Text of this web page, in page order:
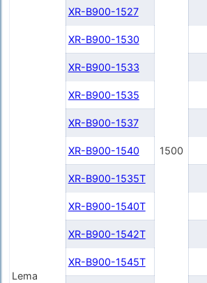
Lema
1500
XR-B900-1527
XR-B900-1530
XR-B900-1533
XR-B900-1535
XR-B900-1537
XR-B900-1540
XR-B900-1535Т
XR-B900-1540Т
XR-B900-1542Т
XR-B900-1545Т